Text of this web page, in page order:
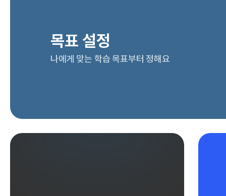
목표 설정
나에게 맞는 학습 목표부터 정해요